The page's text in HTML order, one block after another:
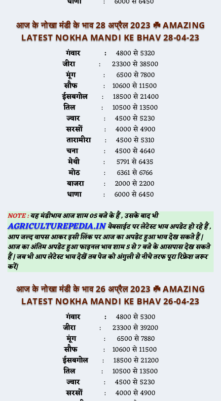
आज के नोखा मंडी के भाव 28 अप्रैल 2023 ☘️AMAZING
LATEST NOKHA MANDI KE BHAV 28-04-23
गंवार :
4800 से 5320
जीरा: 23300 से 38500
मूंग: 6500 से 7800
सौफ: 10600 से 11500
ईसबगोल: 18500 से 21400
तिल: 10500 से 13500
ज्वार: 4500 से 5230
सरसों: 4000 से 4900
तारामीरा: 4500 से 5310
चना: 4500 से 4640
मेथी: 5791 से 6435
मोठ
: 6361 से 6766
बाजरा: 2000 से 2200
धाणा: 6000 से 6450
NOTE :यह मंडीभाव आज शाम 05 बजे के हैं , उसके बाद भी
AGRICULTUREPEDIA.INवेबसाईट पर लेटेस्ट भाव अपडेट हो रहे हैं ,
आप जल्द वापस आकर इसी लिंक पर आज का अपडेट हुआ भाव देख सकते हैं |
आज का अंतिम अपडेट हुआ फाइनल भाव शाम 5 से 7 बजे के आसपास देख सकते
हैं | जब भी आप लेटेस्ट भाव देखें तब पेज को अंगुली से नीचे तरफ पूरा रिफ्रेश जरूर
करें|
आज के नोखा मंडी के भाव 26 अप्रैल 2023 ☘️AMAZING
LATEST NOKHA MANDI KE BHAV 26-04-23
गंवार :
4800 से 5300
जीरा: 23300 से 39200
मूंग: 6500 से 7880
सौफ: 10600 से 11500
ईसबगोल: 18500 से 21200
तिल: 10500 से 13500
ज्वार: 4500 से 5230
सरसों: 4000 से 4900